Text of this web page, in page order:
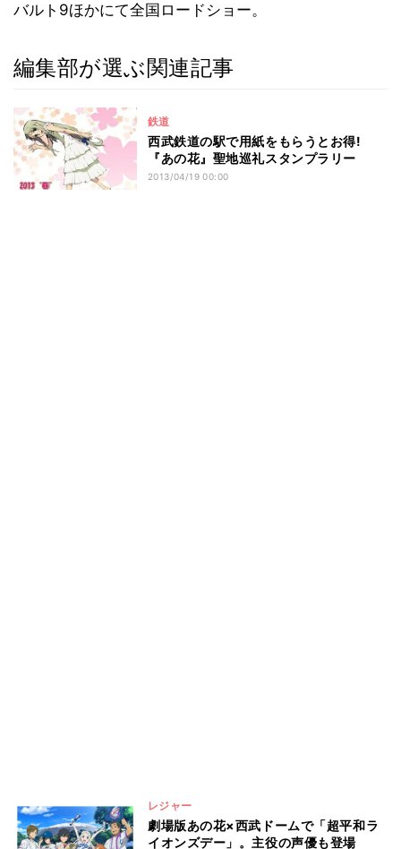
バルト9ほかにて全国ロードショー。
編集部が選ぶ関連記事
鉄道
西武鉄道の駅で用紙をもらうとお得!
『あの花』聖地巡礼スタンプラリー
2013/04/19 00:00
レジャー
劇場版あの花×西武ドームで「超平和ラ
イオンズデー」。主役の声優も登場